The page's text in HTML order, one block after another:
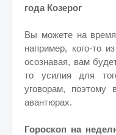
года Козерог
Вы можете на
например, кого-то
осознавая, вам
то усилия для
уговорам, поэтому
авантюрах.
Гороскоп на